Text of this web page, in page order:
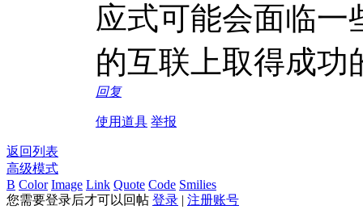
应式可能会面临一
的互联上取得成功
回复
使用道具 举报
返回列表
高级模式
B Color Image Link Quote Code Smilies
您需要登录后才可以回帖 登录 | 注册账号